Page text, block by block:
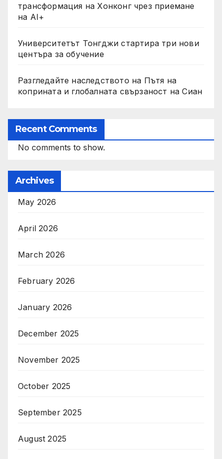
трансформация на Хонконг чрез приемане
на AI+
Университетът Тонгджи стартира три нови
центъра за обучение
Разгледайте наследството на Пътя на
коприната и глобалната свързаност на Сиан
Recent Comments
No comments to show.
Archives
May 2026
April 2026
March 2026
February 2026
January 2026
December 2025
November 2025
October 2025
September 2025
August 2025